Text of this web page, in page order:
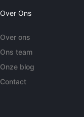
Over Ons
Over ons
Ons team
Onze blog
Contact